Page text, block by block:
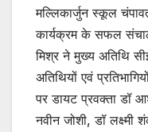
मल्लिकार्जुन स्कूल
कार्यक्रम के सफल
मिश्र ने मुख्य अतिथि
अतिथियों एवं
पर डायट प्रवक्ता डॉ
नवीन जोशी, डॉ लक्ष्मी